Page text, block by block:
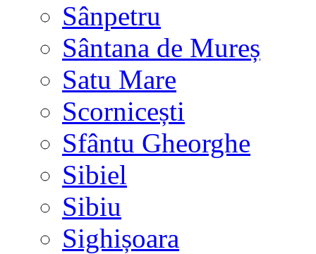
Sânpetru
Sântana de Mureș
Satu Mare
Scornicești
Sfântu Gheorghe
Sibiel
Sibiu
Sighișoara